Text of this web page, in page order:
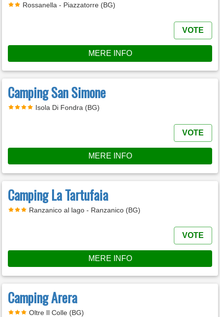
Rossanella - Piazzatorre (BG)
VOTE
MERE INFO
Camping San Simone
Isola Di Fondra (BG)
VOTE
MERE INFO
Camping La Tartufaia
Ranzanico al lago - Ranzanico (BG)
VOTE
MERE INFO
Camping Arera
Oltre Il Colle (BG)